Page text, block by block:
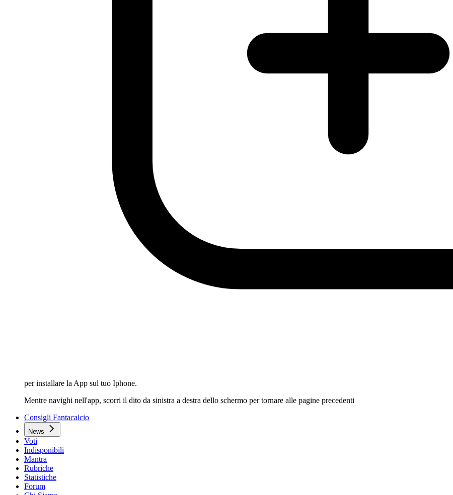
per installare la App sul tuo Iphone.
Mentre navighi nell'app, scorri il dito da sinistra a destra dello schermo per tornare alle pagine precedenti
Consigli Fantacalcio
News
Voti
Indisponibili
Mantra
Rubriche
Statistiche
Forum